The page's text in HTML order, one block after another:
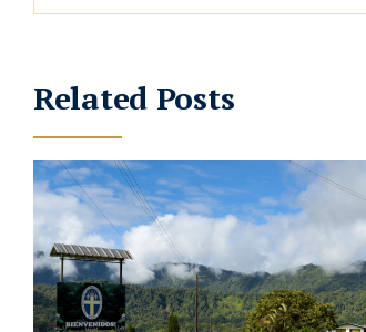
Related Posts